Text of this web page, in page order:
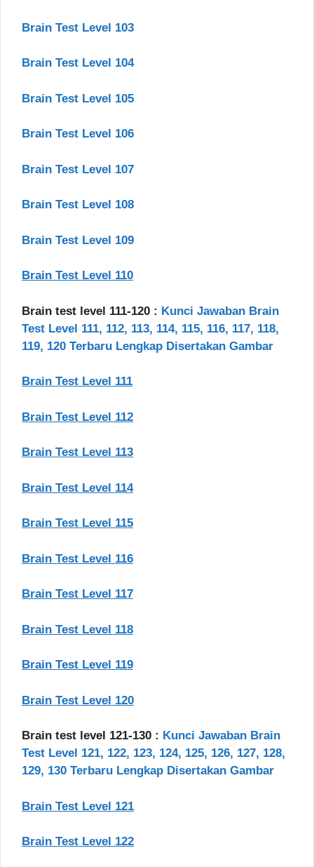
Brain Test Level 103
Brain Test Level 104
Brain Test Level 105
Brain Test Level 106
Brain Test Level 107
Brain Test Level 108
Brain Test Level 109
Brain Test Level 110
Brain test level 111-120 : Kunci Jawaban Brain
Test Level 111, 112, 113, 114, 115, 116, 117, 118,
119, 120 Terbaru Lengkap Disertakan Gambar
Brain Test Level 111
Brain Test Level 112
Brain Test Level 113
Brain Test Level 114
Brain Test Level 115
Brain Test Level 116
Brain Test Level 117
Brain Test Level 118
Brain Test Level 119
Brain Test Level 120
Brain test level 121-130 : Kunci Jawaban Brain
Test Level 121, 122, 123, 124, 125, 126, 127, 128,
129, 130 Terbaru Lengkap Disertakan Gambar
Brain Test Level 121
Brain Test Level 122